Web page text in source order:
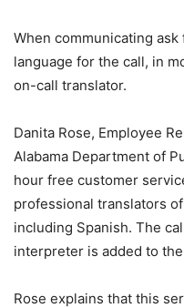
When communicating
language for the call, in
on-call translator.
Danita Rose, Employee
Alabama Department of
hour free customer
professional translators
including Spanish. The
interpreter is added to
Rose explains that this